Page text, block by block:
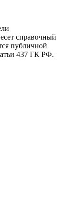
справочный
публичной
437 ГК РФ.